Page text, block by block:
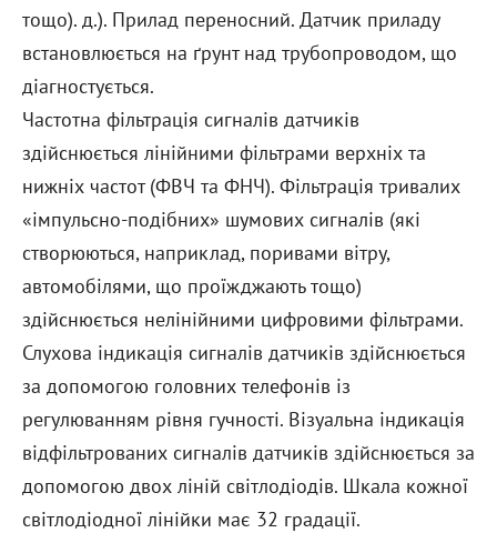
тощо). д.). Прилад переносний. Датчик приладу
встановлюється на ґрунт над трубопроводом, що
діагностується.
Частотна фільтрація сигналів датчиків
здійснюється лінійними фільтрами верхніх та
нижніх частот (ФВЧ та ФНЧ). Фільтрація тривалих
«імпульсно-подібних» шумових сигналів (які
створюються, наприклад, поривами вітру,
автомобілями, що проїжджають тощо)
здійснюється нелінійними цифровими фільтрами.
Слухова індикація сигналів датчиків здійснюється
за допомогою головних телефонів із
регулюванням рівня гучності. Візуальна індикація
відфільтрованих сигналів датчиків здійснюється за
допомогою двох ліній світлодіодів. Шкала кожної
світлодіодної лінійки має 32 градації.